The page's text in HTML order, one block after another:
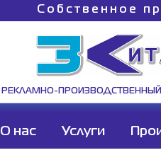
Собственное
РЕКЛАМНО-
О нас Услуги